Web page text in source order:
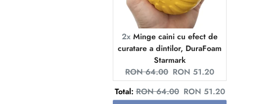
2x Minge caini cu efect de
curatare a dintilor, DuraFoam
Starmark
Original price:
RON 64.00 Current price:
RON 51.20
Total:Original price
RON 64.00 Discounted price
RON 51.20